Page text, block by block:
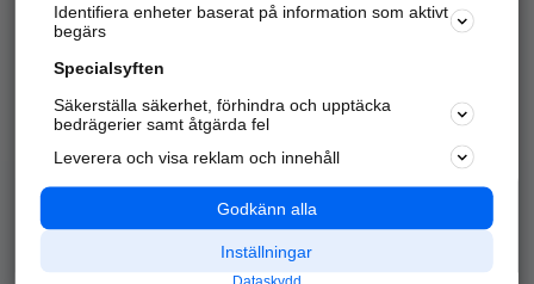
samarbetspartners nära dig.
Alla kategorier
Populära sökningar
API & Kartor
Annonsera
Integritet
Nödnummer
Identifiera enheter baserat på information som aktivt
begärs
Specialsyften
Säkerställa säkerhet, förhindra och upptäcka
bedrägerier samt åtgärda fel
Leverera och visa reklam och innehåll
Godkänn alla
Inställningar
Dataskydd